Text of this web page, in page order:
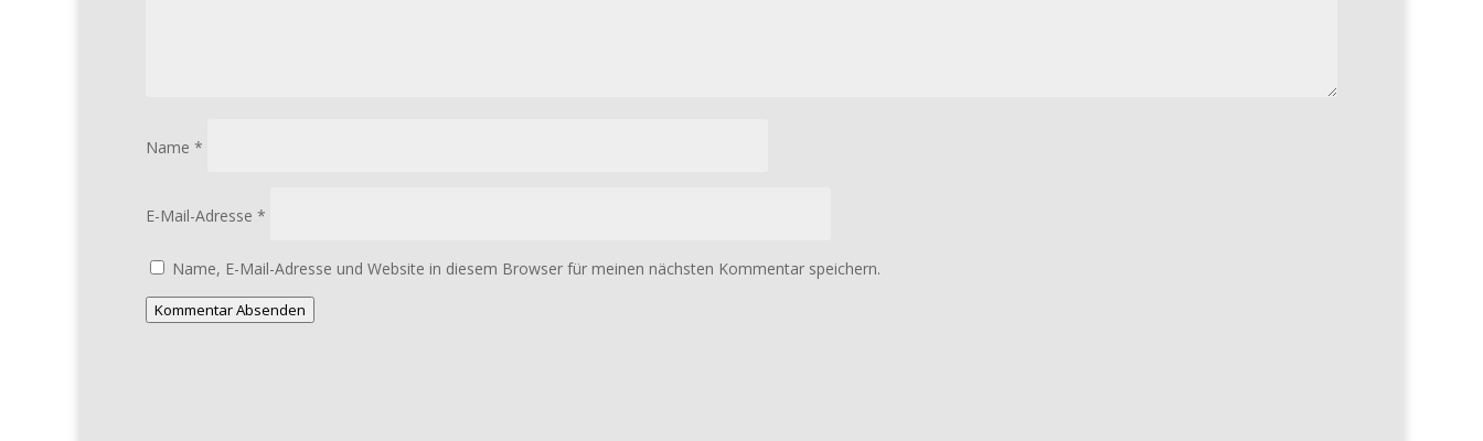
Name *
E-Mail-Adresse *
Name, E-Mail-Adresse und Website in diesem Browser für meinen nächsten Kommentar speichern.
Kommentar Absenden